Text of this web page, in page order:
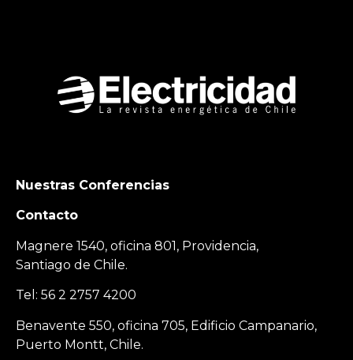
Nuestras Conferencias
Contacto
Magnere 1540, oficina 801, Providencia,
Santiago de Chile.
Tel: 56 2 2757 4200
Benavente 550, oficina 705, Edificio Campanario,
Puerto Montt, Chile.